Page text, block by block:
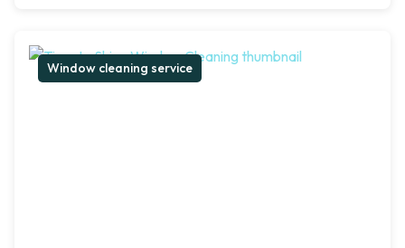
Window cleaning service